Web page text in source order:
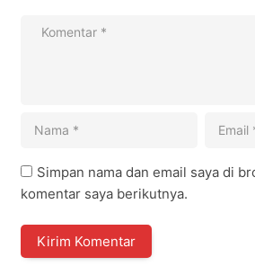
Simpan nama dan email saya di
komentar saya berikutnya.